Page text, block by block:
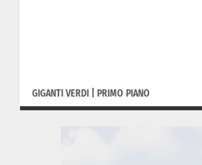
GIGANTI VERDI PRIMO PIANO